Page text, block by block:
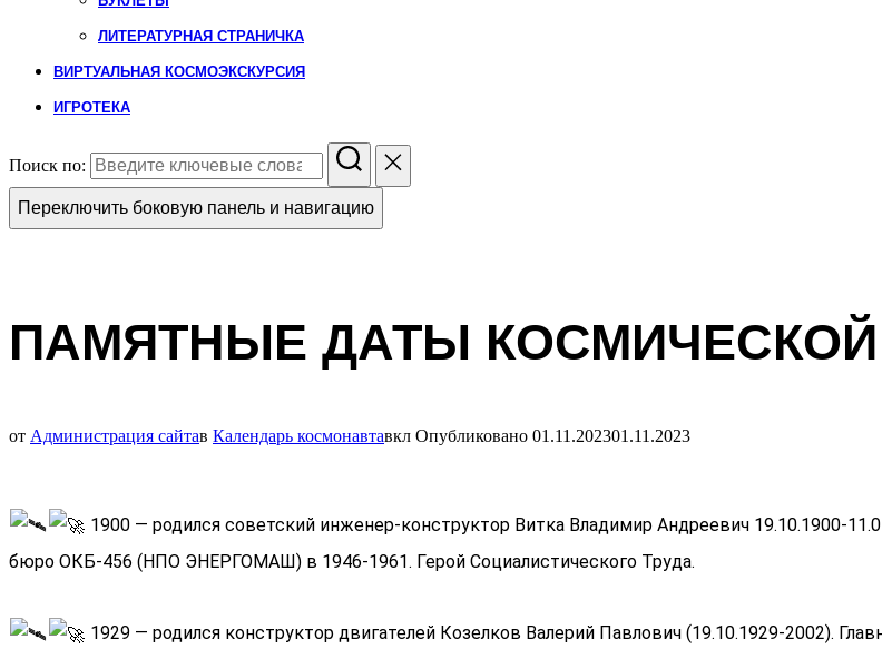
ЛИТЕРАТУРНАЯ СТРАНИЧКА
ВИРТУАЛЬНАЯ КОСМОЭКСКУРСИЯ
ИГРОТЕКА
Поиск по:
Переключить боковую панель и навигацию
ПАМЯТНЫЕ ДАТЫ КОСМИЧЕСКОЙ
от Администрация сайтав Календарь космонавтавкл Опубликовано 01.11.202301.11.2023
1900 — родился советский инженер-конструктор Витка Владимир Андреевич 19.10.1900-
бюро ОКБ-456 (НПО ЭНЕРГОМАШ) в 1946-1961. Герой Социалистического Труда.
1929 — родился конструктор двигателей Козелков Валерий Павлович (19.10.1929-2002).